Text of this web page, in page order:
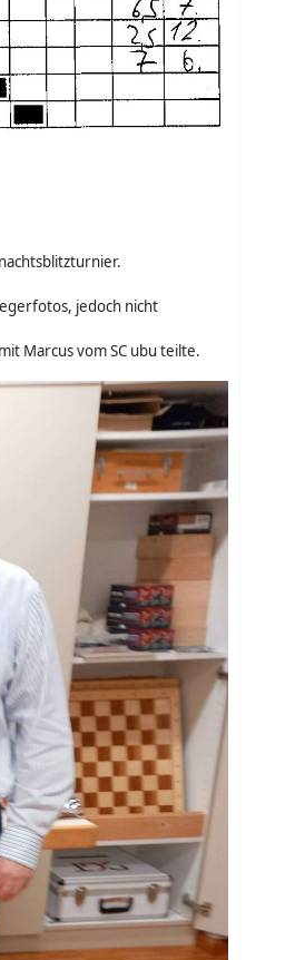
jedoch nicht
Marcus vom SC ubu teilte.